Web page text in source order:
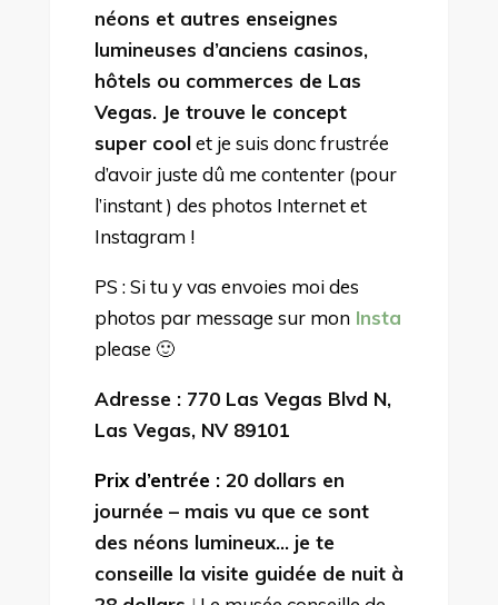
néons et autres enseignes
lumineuses d’anciens casinos,
hôtels ou commerces de Las
Vegas. Je trouve le concept
super coolet je suis donc frustrée
d’avoir juste dû me contenter (pour
l’instant ) des photos Internet et
Instagram !
PS : Si tu y vas envoies moi des
photos par message sur mon Insta
please 🙂
Adresse : 770 Las Vegas Blvd N,
Las Vegas, NV 89101
Prix d’entrée : 20 dollars en
journée – mais vu que ce sont
des néons lumineux… je te
conseille la visite guidée de nuit à